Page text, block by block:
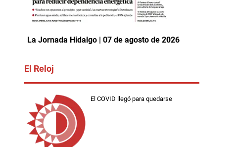
La Jornada Hidalgo | 07 de agosto de 2026
El Reloj
El COVID llegó para quedarse